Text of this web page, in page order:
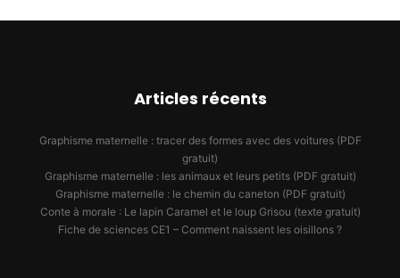
Articles récents
Graphisme maternelle : tracer des formes avec des voitures (PDF
gratuit)
Graphisme maternelle : les animaux et leurs petits (PDF gratuit)
Graphisme maternelle : le chemin du caneton (PDF gratuit)
Conte à morale : Le lapin Caramel et le loup Grisou (texte gratuit)
Fiche de sciences CE1 – Comment naissent les oisillons ?